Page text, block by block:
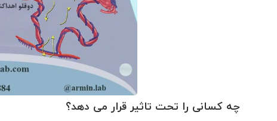
چه کسانی را تحت تاثیر قرار می دهد؟